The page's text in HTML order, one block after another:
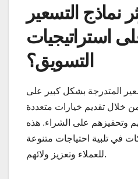
نماذج التسعير
استراتيجيات
التسويق؟
المتدرجة بشكل كبير على
خلال تقديم خيارات متعددة
وتحفيزهم على الشراء. هذه
في تلبية احتياجات متنوعة
للعملاء وتعزيز ولائهم.